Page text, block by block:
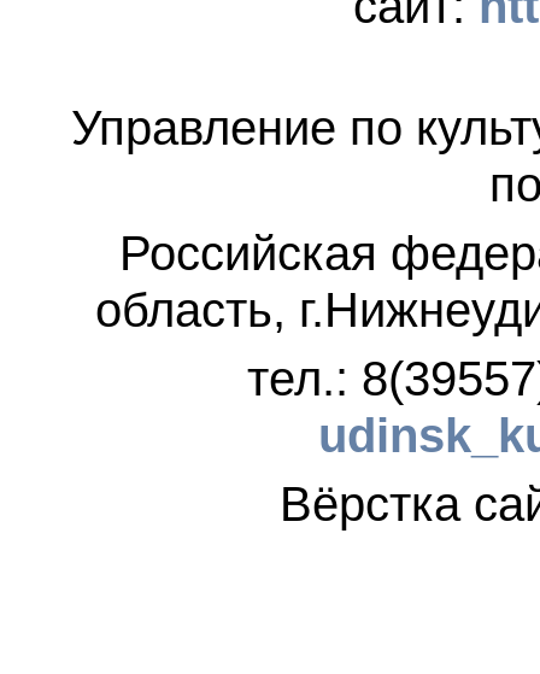
Управление по
Российская
область,
тел.:
Вёрстка